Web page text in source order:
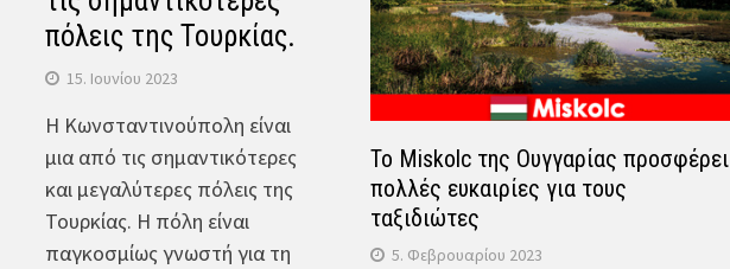
Το Miskolc της Ουγγαρίας προσφέρει
πολλές ευκαιρίες για τους
ταξιδιώτες
5. Φεβρουαρίου 2023
πόλεις της Τουρκίας.
15. Ιουνίου 2023
Η Κωνσταντινούπολη είναι
μια από τις σημαντικότερες
και μεγαλύτερες πόλεις της
Τουρκίας. Η πόλη είναι
παγκοσμίως γνωστή για τη